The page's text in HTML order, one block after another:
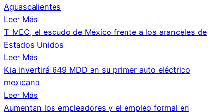
Aguascalientes
Leer Más
T-MEC, el escudo de México frente a los aranceles de
Estados Unidos
Leer Más
Kia invertirá 649 MDD en su primer auto eléctrico
mexicano
Leer Más
Aumentan los empleadores y el empleo formal en